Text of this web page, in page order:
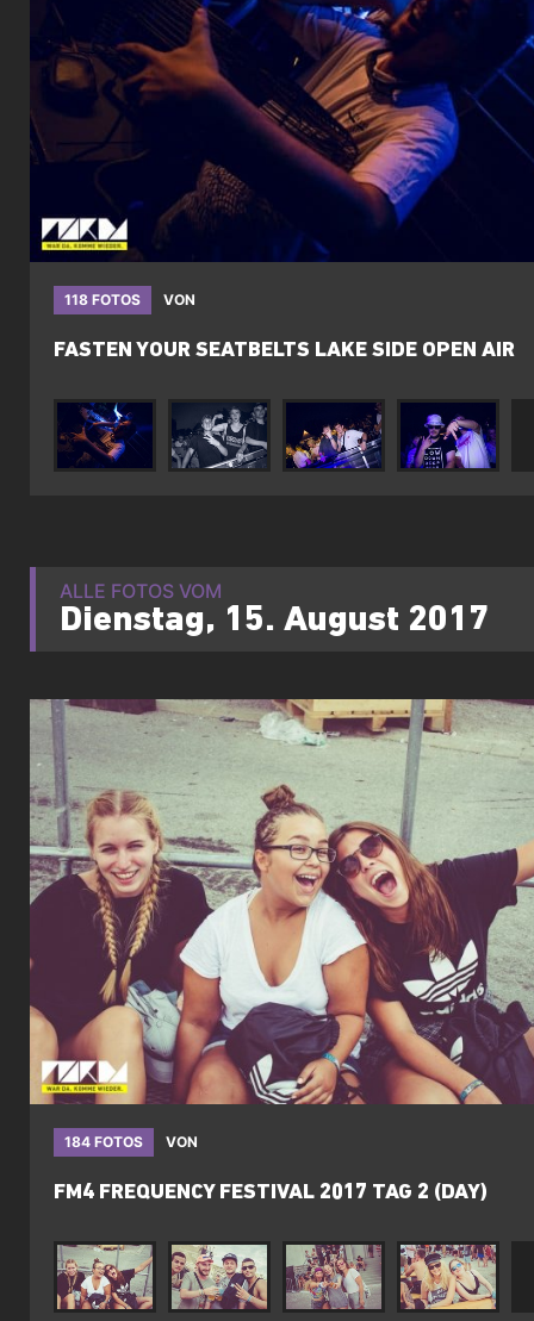
118 FOTOS VON
FASTEN YOUR SEATBELTS LAKE SIDE OPEN AIR
ALLE FOTOS VOM
Dienstag, 15. August 2017
184 FOTOS VON
FM4 FREQUENCY FESTIVAL 2017 TAG 2 (DAY)